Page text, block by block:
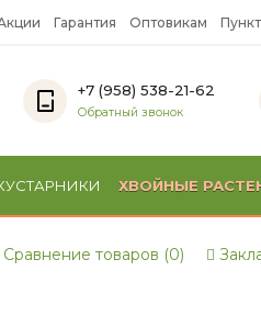
Гарантия Оптовикам
+7 (958) 538-21-62
Обратный звонок
ХВОЙНЫЕ
Сравнение товаров (0)